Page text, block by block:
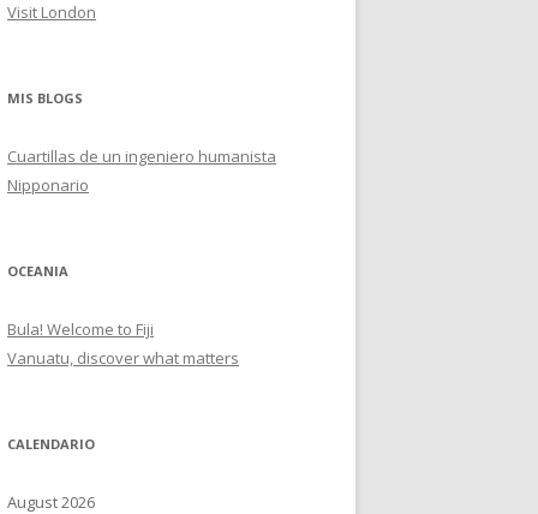
Visit London
MIS BLOGS
Cuartillas de un ingeniero humanista
Nipponario
OCEANIA
Bula! Welcome to Fiji
Vanuatu, discover what matters
CALENDARIO
August 2026